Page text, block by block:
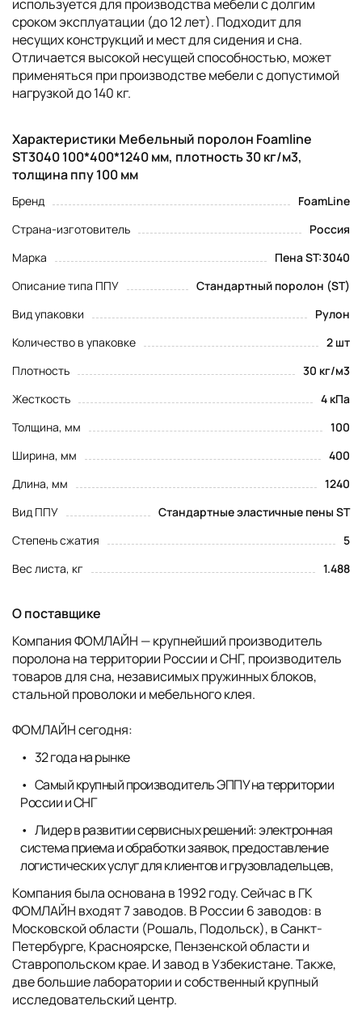
используется для производства мебели с долгим
сроком эксплуатации (до 12 лет). Подходит для
несущих конструкций и мест для сидения и сна.
Отличается высокой несущей способностью, может
применяться при производстве мебели с допустимой
нагрузкой до 140 кг.
Характеристики Мебельный поролон Foamline
ST3040 100*400*1240 мм, плотность 30 кг/м3,
толщина ппу 100 мм
Бренд
FoamLine
Страна-изготовитель
Россия
Марка
Пена ST:3040
Описание типа ППУ
Стандартный поролон (ST)
Вид упаковки
Рулон
Количество в упаковке
2 шт
Плотность
30 кг/м3
Жесткость
4 кПа
Толщина, мм
100
Ширина, мм
400
Длина, мм
1240
Вид ППУ
Стандартные эластичные пены ST
Степень сжатия
5
Вес листа, кг
1.488
О поставщике
Компания ФОМЛАЙН — крупнейший производитель
поролона на территории России и СНГ, производитель
товаров для сна, независимых пружинных блоков,
стальной проволоки и мебельного клея.
ФОМЛАЙН сегодня:
32 года на рынке
Самый крупный производитель ЭППУ на территории
России и СНГ
Лидер в развитии сервисных решений: электронная
система приема и обработки заявок, предоставление
логистических услуг для клиентов и грузовладельцев,
Компания была основана в 1992 году. Сейчас в ГК
ФОМЛАЙН входят 7 заводов. В России 6 заводов: в
Московской области (Рошаль, Подольск), в Санкт-
Петербурге, Красноярске, Пензенской области и
Ставропольском крае. И завод в Узбекистане. Также,
две большие лаборатории и собственный крупный
исследовательский центр.